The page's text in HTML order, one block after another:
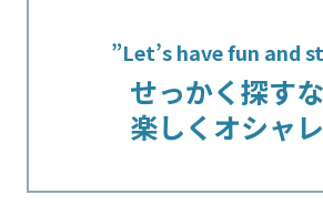
”Let’s have fun and
せっかく探すな
楽しくオシャ